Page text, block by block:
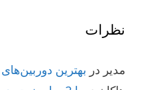
نظرات
مدیر در بهترین دوربین‌های